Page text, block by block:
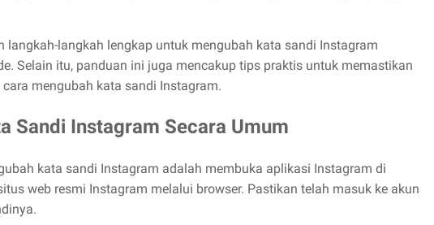
langkah-langkah lengkap untuk mengubah kata sandi Instagram
Selain itu, panduan ini juga mencakup tips praktis untuk memastikan
mengubah kata sandi Instagram.
Sandi Instagram Secara Umum
kata sandi Instagram adalah membuka aplikasi Instagram di
web resmi Instagram melalui browser. Pastikan telah masuk ke akun